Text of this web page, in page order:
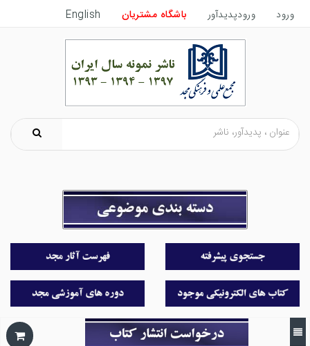
ورود ورودپدیدآور باشگاه مشتریان English